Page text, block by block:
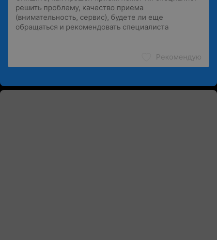
Рекомендую